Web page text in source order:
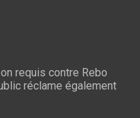
requis contre Rebo
réclame également